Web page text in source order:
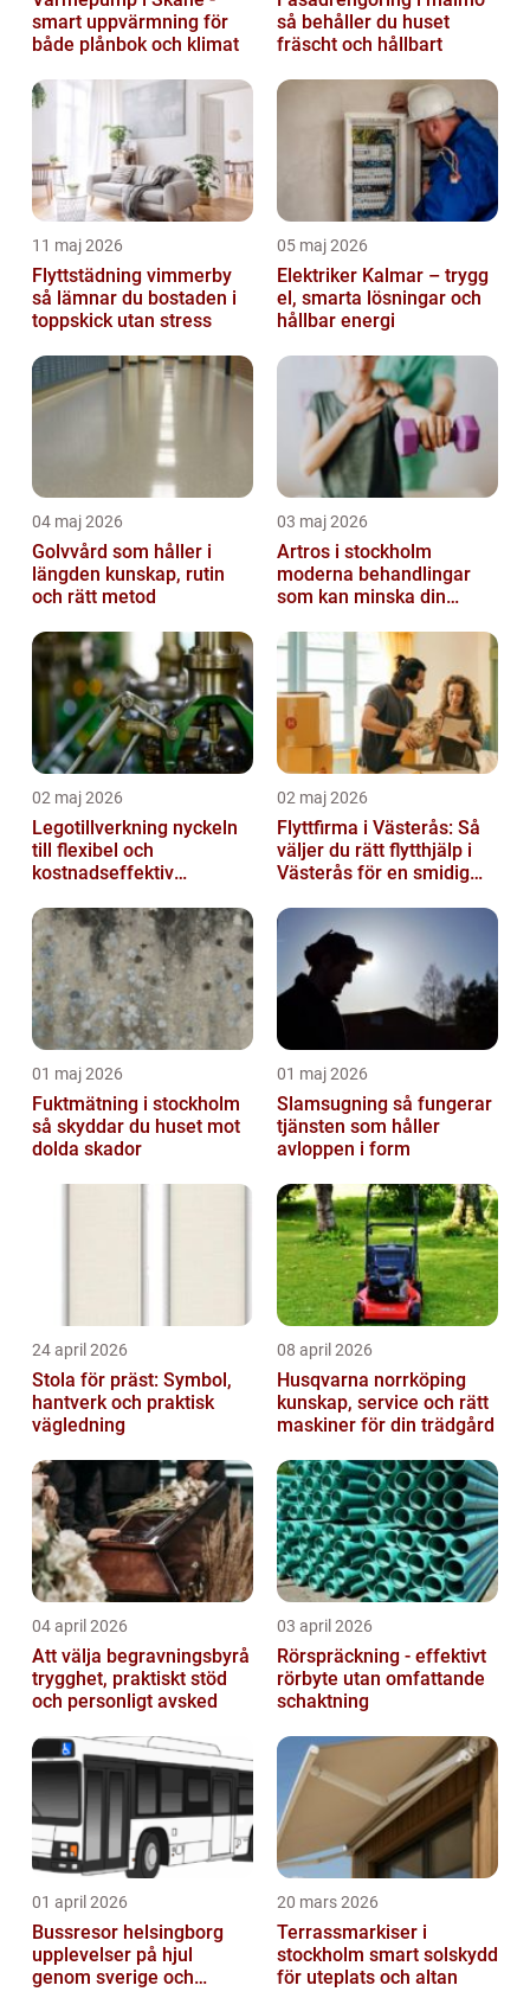
smart uppvärmning för
både plånbok och klimat
så behåller du huset
fräscht och hållbart
11 maj 2026
Flyttstädning vimmerby
så lämnar du bostaden i
toppskick utan stress
05 maj 2026
Elektriker Kalmar – trygg
el, smarta lösningar och
hållbar energi
04 maj 2026
Golvvård som håller i
längden kunskap, rutin
och rätt metod
03 maj 2026
Artros i stockholm
moderna behandlingar
som kan minska din
02 maj 2026
Legotillverkning nyckeln
till flexibel och
kostnadseffektiv
02 maj 2026
Flyttfirma i Västerås: Så
väljer du rätt flytthjälp i
Västerås för en smidig
01 maj 2026
Fuktmätning i stockholm
så skyddar du huset mot
dolda skador
01 maj 2026
Slamsugning så fungerar
tjänsten som håller
avloppen i form
24 april 2026
Stola för präst: Symbol,
hantverk och praktisk
vägledning
08 april 2026
Husqvarna norrköping
kunskap, service och rätt
maskiner för din trädgård
04 april 2026
Att välja begravningsbyrå
trygghet, praktiskt stöd
och personligt avsked
03 april 2026
Rörspräckning - effektivt
rörbyte utan omfattande
schaktning
01 april 2026
Bussresor helsingborg
upplevelser på hjul
genom sverige och
20 mars 2026
Terrassmarkiser i
stockholm smart solskydd
för uteplats och altan